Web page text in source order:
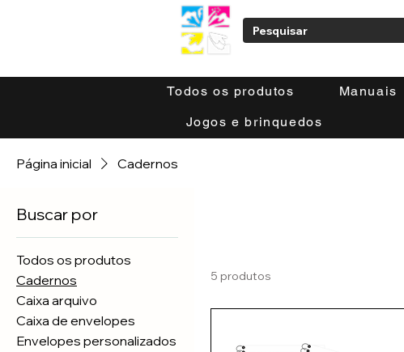
Todos os produtos Manuais
Jogos e brinquedos
Página inicial Cadernos
Buscar por
Todos os produtos
Cadernos
Caixa arquivo
Caixa de envelopes
Envelopes personalizados
5 produtos